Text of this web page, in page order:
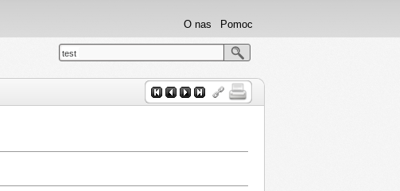
Pomoc
O nas
test